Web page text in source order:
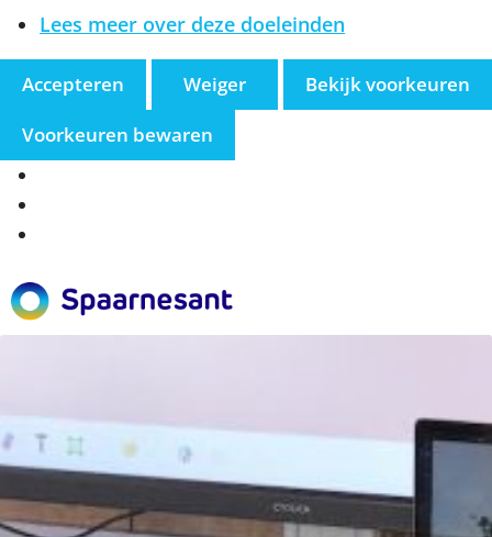
Lees meer over deze doeleinden
Accepteren Weiger
Bekijk voorkeuren
Voorkeuren bewaren